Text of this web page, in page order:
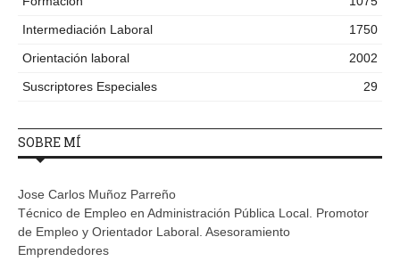
Intermediación Laboral
1750
Orientación laboral
2002
Suscriptores Especiales
29
SOBRE MÍ
Jose Carlos Muñoz Parreño
Técnico de Empleo en Administración Pública Local. Promotor
de Empleo y Orientador Laboral. Asesoramiento
Emprendedores